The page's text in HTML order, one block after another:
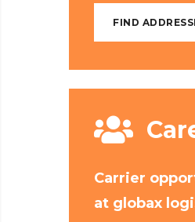
FIND
Carrier
at globax